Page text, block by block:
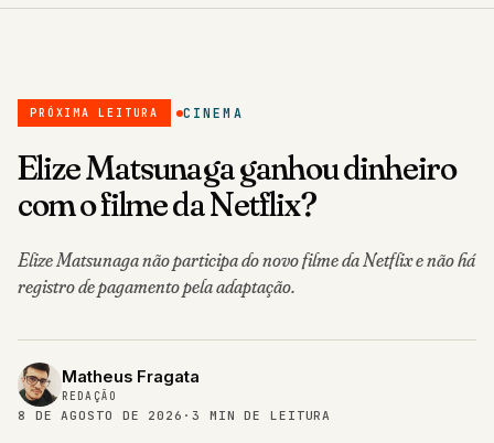
PRÓXIMA LEITURA CINEMA
Elize Matsunaga ganhou dinheiro
com o filme da Netflix?
Elize Matsunaga não participa do novo filme da Netflix e não há
registro de pagamento pela adaptação.
Matheus Fragata
REDAÇÃO
8 DE AGOSTO DE 2026 · 3 MIN DE LEITURA